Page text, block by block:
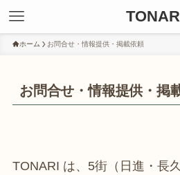
ホーム お問合せ・情報提供・掲載依頼
お問合せ・情報提供・掲
TONARI は、5街（日進・長